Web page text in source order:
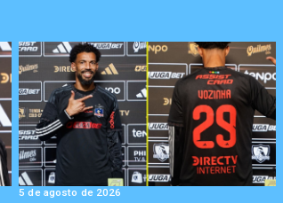
5 de agosto de 2026